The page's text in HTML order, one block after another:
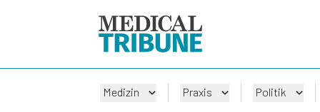
Medizin Praxis Politik